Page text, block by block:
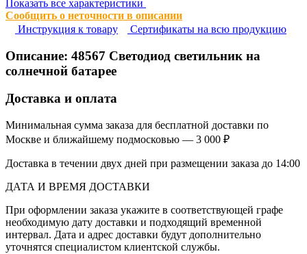
Показать все характеристики
Сообщить о неточности в описании
Инструкция к товару
Сертификаты на всю продукцию
Описание: 48567 Светодиод светильник на
солнечной батарее
Доставка и оплата
Минимальная сумма заказа для бесплатной доставки по
Москве и ближайшему подмосковью — 3 000 ₽
Доставка в течении двух дней при размещении заказа до 14:00
ДАТА И ВРЕМЯ ДОСТАВКИ
При оформлении заказа укажите в соответствующей графе
необходимую дату доставки и подходящий временной
интервал. Дата и адрес доставки будут дополнительно
уточнятся специалистом клиентской службы.